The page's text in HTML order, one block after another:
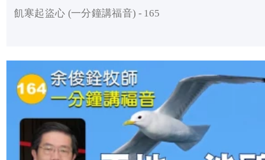
飢寒起盜心 (一分鐘講福音) - 165